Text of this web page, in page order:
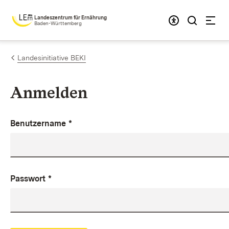
Zum Inhalt springen
Landeszentrum für Ernährung
Baden-Württemberg
Landesinitiative BEKI
Anmelden
Benutzername *
Passwort *